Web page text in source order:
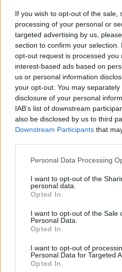
If you wish to opt-out of the sale,
processing of your personal or
targeted advertising by us,
section to confirm your
opt-out request is processed you
interest-based ads based on
us or personal information
your opt-out. You may
disclosure of your personal
IAB’s list of downstream
also be disclosed by us to third
Downstream Participants that
Personal Data Processing
I want to opt-out of the
personal data.
Opted In
I want to opt-out of the Sale
Personal Data.
Opted In
I want to opt-out of
Personal Data for Targeted
Opted In
Ακολουθήστε το E-